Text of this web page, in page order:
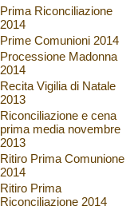
Prima Riconciliazione
2014
Prime Comunioni 2014
Processione Madonna
2014
Recita Vigilia di Natale
2013
Riconciliazione e cena
prima media novembre
2013
Ritiro Prima Comunione
2014
Ritiro Prima
Riconciliazione 2014